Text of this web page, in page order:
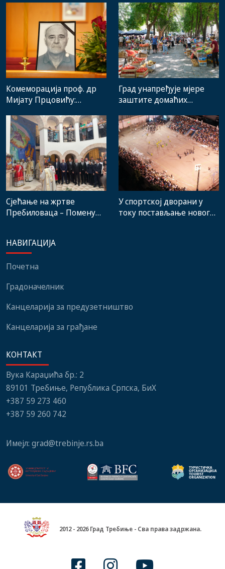
Комеморација проф. др
Мијату Прцовићу:
стручњака и човјека који
је Требиње носио у срцу
Град унапређује мјере
заштите домаћих
градске пијаце
Сјећање на жртве
Пребиловаца – Помену
институција, локалних
заједница и грађани
У спортској дворани у
току постављање новог
НАВИГАЦИЈА
Почетна
Градоначелник
Канцеларија за предузетништво
Канцеларија за грађане
КОНТАКТ
Вука Караџића бр.: 2
89101 Требиње, Република Српска, БиХ
+387 59 273 460
+387 59 260 742
Имејл: grad@trebinje.rs.ba
2012 - 2026 Град Требиње - Сва права задржана.